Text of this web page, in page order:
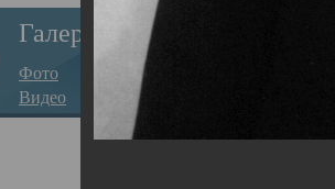
Галерея
Фото
Видео